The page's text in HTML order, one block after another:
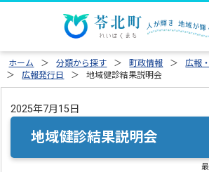
ホーム 分類から探す 町政情報 広報
広報発行日
地域健診結果説明会
2025年7月15日
地域健診結果説明会